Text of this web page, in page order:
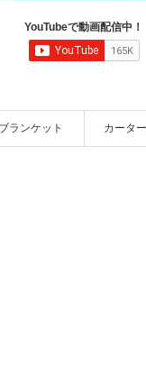
YouTubeで動画配信中！
ランケット カータ